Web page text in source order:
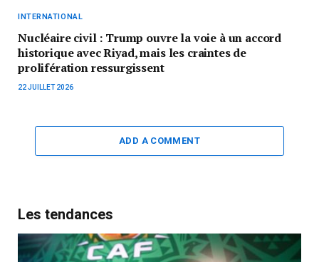
INTERNATIONAL
Nucléaire civil : Trump ouvre la voie à un accord
historique avec Riyad, mais les craintes de
prolifération ressurgissent
22 JUILLET 2026
ADD A COMMENT
Les tendances